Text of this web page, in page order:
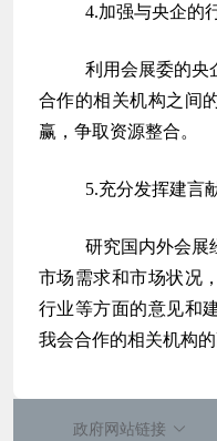
4.加强与央企的
利用会展委的央
合作的相关机构之间
赢，争取资源整合。
5.充分发挥建言
研究国内外会展
市场需求和市场状况
行业等方面的意见和
我会合作的相关机构的
政府网站链接